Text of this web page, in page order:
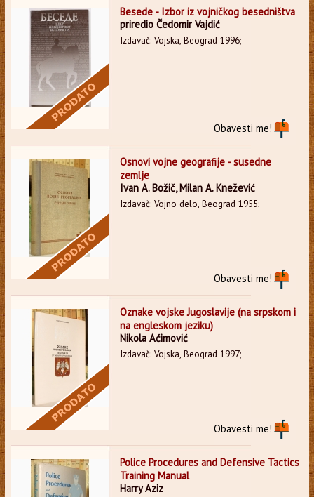
Besede - Izbor iz vojničkog besedništva
priredio Čedomir Vajdić
Izdavač: Vojska, Beograd 1996;
Obavesti me!
Osnovi vojne geografije - susedne
zemlje
Ivan A. Božič, Milan A. Knežević
Izdavač: Vojno delo, Beograd 1955;
Obavesti me!
Oznake vojske Jugoslavije (na srpskom i
na engleskom jeziku)
Nikola Aćimović
Izdavač: Vojska, Beograd 1997;
Obavesti me!
Police Procedures and Defensive Tactics
Training Manual
Harry Aziz